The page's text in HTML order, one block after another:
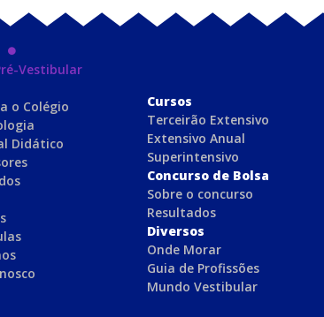
Vestibular
o Colégio
Didático
Cursos
Terceirão Extensivo
Extensivo Anual
Superintensivo
Concurso de Bolsa
Sobre o concurso
Resultados
Diversos
Onde Morar
Guia de Profissões
Mundo Vestibular